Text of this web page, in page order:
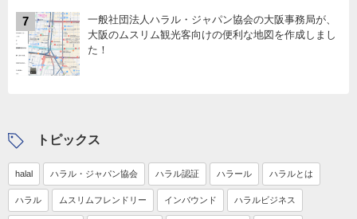
7
一般社団法人ハラル・ジャパン協会の大阪事務局が、
大阪のムスリム観光客向けの便利な地図を作成しまし
た！
トピックス
halal ハラル・ジャパン協会 ハラル認証 ハラール ハラルとは
ハラル ムスリムフレンドリー インバウンド ハラルビジネス